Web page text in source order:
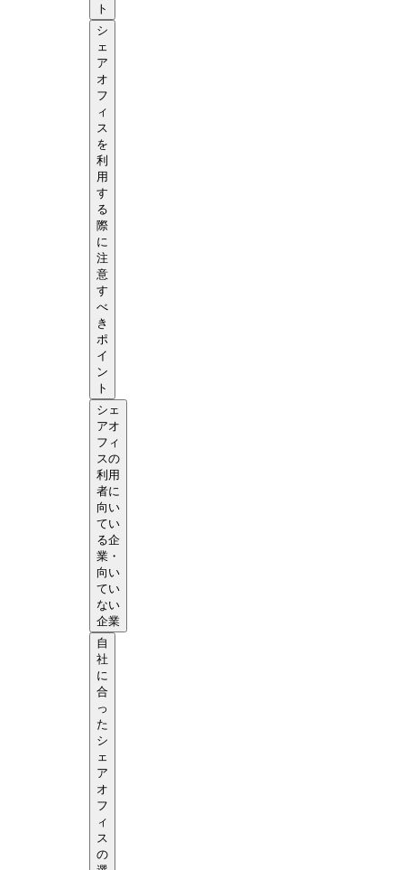
ト
シ
ェ
ア
オ
フ
ィ
ス
を
利
用
す
る
際
に
注
意
す
べ
き
ポ
イ
ン
ト
シェ
アオ
フィ
スの
利用
者に
向い
てい
る企
業・
向い
てい
ない
企業
自
社
に
合
っ
た
シ
ェ
ア
オ
フ
ィ
ス
の